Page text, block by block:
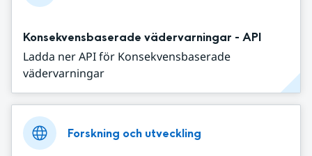
Konsekvensbaserade vädervarningar - API
Ladda ner API för Konsekvensbaserade
vädervarningar
Forskning och utveckling